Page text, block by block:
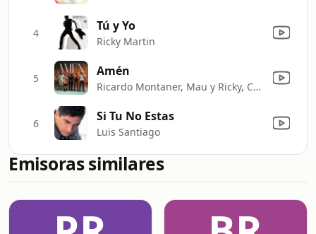
4 Tú y Yo
Ricky Martin
5 Amén
Ricardo Montaner, Mau y Ricky, Camilo & Evaluna Montaner
6 Si Tu No Estas
Luis Santiago
Emisoras similares